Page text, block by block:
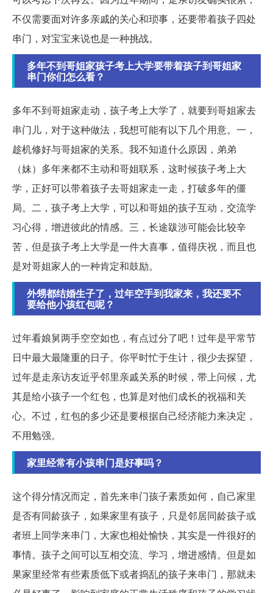
不仅需要面对许多亲戚的关心和琐事，还要带着孩子四处
串门，对宝宝来说也是一种挑战。
多年不到哥姐家孩子考上大学要带着孩子到哥姐家
串门你们怎么看？
多年不到哥姐家走动，孩子考上大学了，就要到哥姐家去
串门儿，对于这种做法，我想可能有以下几个用意。一，
趁机修好与哥姐家的关系。我不知道什么原因，弟弟
（妹）多年来都不主动和哥姐联系，这时候孩子考上大
学，正好可以带着孩子去哥姐家走一走，打破多年的僵
局。二，孩子考上大学，可以和哥姐的孩子互动，交流学
习心得，增进彼此的情感。三，长途跋涉可能会比较辛
苦，但是孩子考上大学是一件大喜事，值得庆祝，而且也
是对哥姐家人的一种肯定和鼓励。
外甥都结婚生子了，过年空手到我家来，我还要不
要给他小孩红包呢？
过年看娘舅两手空空如也，有点过分了吧！过年是平常节
日中最大最隆重的日子。你平时忙于生计，很少去探望，
过年是走亲访友近乎邻里亲戚关系的时候，带上问候，尤
其是给小孩子一个红包，也算是对他们成长的祝福和关
心。不过，红包的多少还是要根据自己经济能力来决定，
不用勉强。
家里经常有小孩串门是好事吗？
这个得分情况而定，首先来串门孩子素质如何，自己家里
是否有同龄孩子，如果家里有孩子，只是邻居同龄孩子或
者班上同学来串门，大家也相处愉快，其实是一件很好的
事情。孩子之间可以互相交流、学习，增进感情。但是如
果家里经常有些素质低下或者捣乱的孩子来串门，那就未